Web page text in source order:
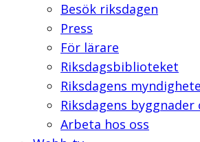
Besök riksdagen
Press
För lärare
Riksdagsbiblioteket
Riksdagens
Riksdagens
Arbeta hos oss